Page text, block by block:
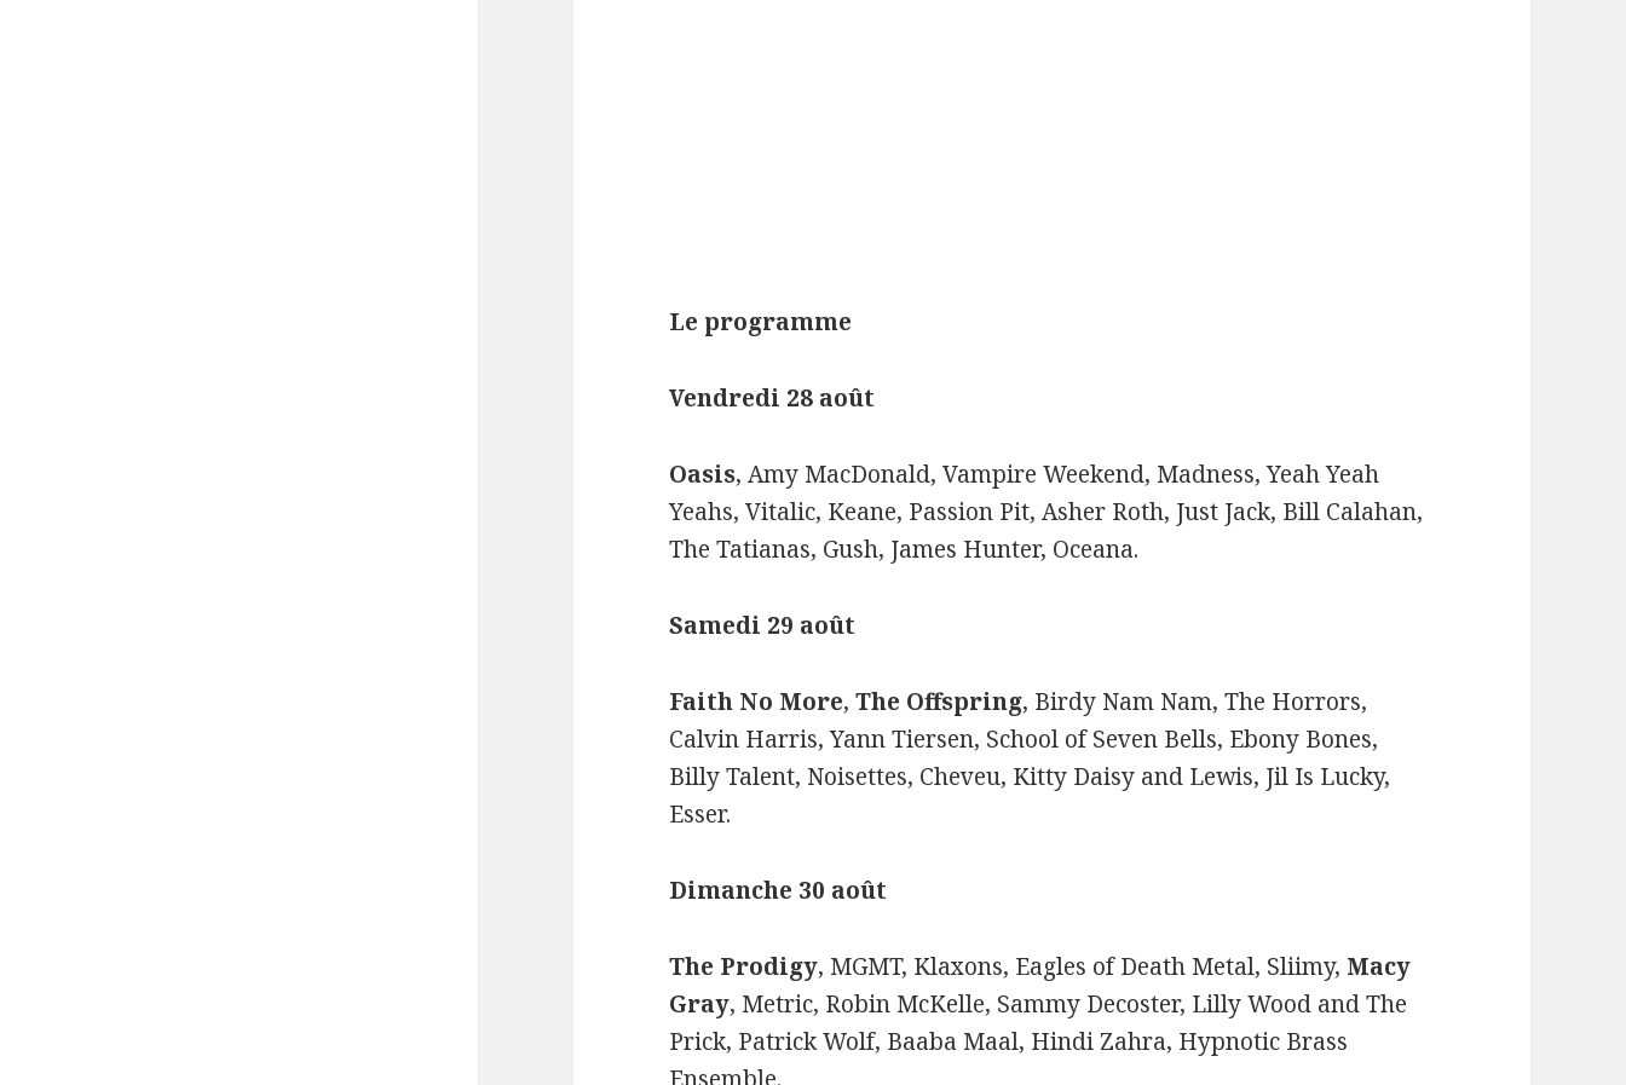
Le programme
Vendredi 28 août
Oasis, Amy MacDonald, Vampire Weekend, Madness, Yeah Yeah
Yeahs, Vitalic, Keane, Passion Pit, Asher Roth, Just Jack, Bill Calahan,
The Tatianas, Gush, James Hunter, Oceana.
Samedi 29 août
Faith No More,The Offspring, Birdy Nam Nam, The Horrors,
Calvin Harris, Yann Tiersen, School of Seven Bells, Ebony Bones,
Billy Talent, Noisettes, Cheveu, Kitty Daisy and Lewis, Jil Is Lucky,
Esser.
Dimanche 30 août
The Prodigy, MGMT, Klaxons, Eagles of Death Metal, Sliimy, Macy
Gray, Metric, Robin McKelle, Sammy Decoster, Lilly Wood and The
Prick, Patrick Wolf, Baaba Maal, Hindi Zahra, Hypnotic Brass